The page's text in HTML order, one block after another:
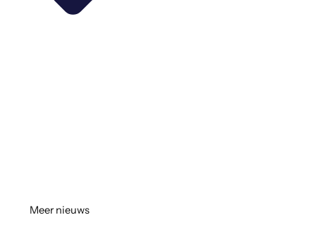
Meer nieuws